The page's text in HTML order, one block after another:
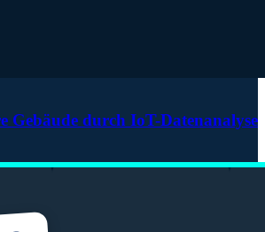
Gebäude durch IoT-Datenanalyse